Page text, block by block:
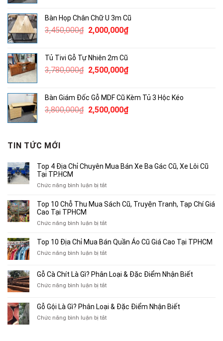
1,050,000₫.
là:
850,000₫.
Bàn Họp Chân Chữ U 3m Cũ
3,450,000₫ Giá
3,450,000₫.
2,000,000₫Giá
2,000,000₫.
Tủ Tivi Gỗ Tự Nhiên 2m Cũ
3,780,000₫ Giá
3,780,000₫.
2,500,000₫Giá
là:
2,500,000₫.
Bàn Giám Đốc Gỗ MDF Cũ Kèm Tủ 3 Hộc Kéo
3,800,000₫ Giá
2,500,000₫Giá
TIN TỨC MỚI
Top 4 Địa Chỉ Chuyên Mua Bán Xe Ba Gác Cũ, Xe Lôi Cũ
Tại TP.HCM
Chức năng bình luận bị tắtở
4
Chuyên
Bán
Xe
Cũ,
Xe
Cũ
TP.HCM
Top 10 Chỗ Thu Mua Sách Cũ, Truyện Tranh, Tạp Chí Giá
Cao Tại TPHCM
Chức năng bình luận bị tắtở
10
Thu
Sách
Tạp
Chí
Top 10 Địa Chỉ Mua Bán Quần Áo Cũ Giá Cao Tại TPHCM
Chức năng bình luận bị tắtở
Địa
Chỉ
Bán
Áo
Gỗ Cà Chít Là Gì? Phân Loại & Đặc Điểm Nhận Biết
Chức năng bình luận bị tắtở
Chít
Là
Gỗ Gội Là Gì? Phân Loại & Đặc Điểm Nhận Biết
Chức năng bình luận bị tắtở